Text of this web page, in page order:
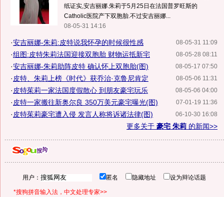
纸证实,安吉丽娜.朱莉于5月25日在法国普罗旺斯的
Catholic医院产下双胞胎.不过安吉丽娜...
08-05-31 14:16
08-05-31 11:09
·安吉丽娜-朱莉:皮特说我怀孕的时候很性感
08-05-28 08:11
·组图:皮特朱莉法国迎接双胞胎 财物运抵新宅
08-05-17 07:50
·安吉丽娜-朱莉助阵皮特 确认怀上双胞胎(图)
08-05-06 11:31
· 皮特、朱莉上榜《时代》获乔治·克鲁尼肯定
08-05-06 04:00
· 皮特茱莉一家法国度假散心 到朋友豪宅玩乐
07-01-19 11:36
· 皮特一家搬往新奥尔良 350万美元豪宅曝光(图)
06-10-30 16:08
· 皮特茱莉豪宅遭入侵 发言人称将诉诸法律(图)
更多关于 豪宅 朱莉 的新闻>>
用户： 匿名 隐藏地址 设为辩论话题
*搜狗拼音输入法，中文处理专家>>